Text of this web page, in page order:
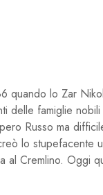
quando lo Zar
famiglie
Russo ma
lo stupefacente
Cremlino. Oggi